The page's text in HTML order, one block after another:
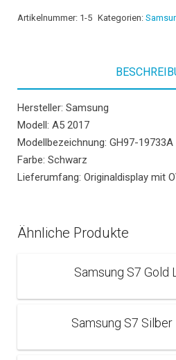
Artikelnummer: 1-5 Kategorien:
Hersteller: Samsung
Modell: A5 2017
Modellbezeichnung: GH97-19733A
Farbe: Schwarz
Lieferumfang: Originaldisplay mit
Ähnliche Produkte
Samsung S7 Gold
Samsung S7 Silber